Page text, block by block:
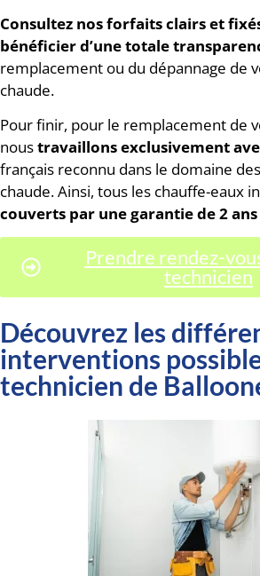
Consultez nos forfaits clairs et
bénéficier d’une totale
remplacement ou du dépannage de
chaude.
Pour finir, pour le remplacement de
noustravaillons exclusivement
français reconnu dans le domaine
chaude. Ainsi, tous les chauffe-eaux
couverts par une garantie de 2 ans
Prendre rendez-
technicien
Découvrez les
interventions
technicien de